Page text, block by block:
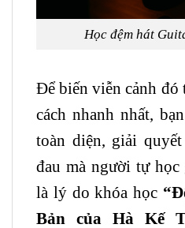
Học đệm hát
Để biến viễn cảnh đó
cách nhanh nhất,
toàn diện, giải
đau mà người tự
là lý do khóa học
Bản của Hà Kế